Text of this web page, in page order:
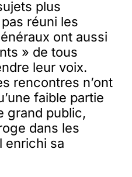
plus
réuni les
ont aussi
» de tous
leur voix.
rencontres n’ont
faible partie
grand public,
dans les
enrichi sa